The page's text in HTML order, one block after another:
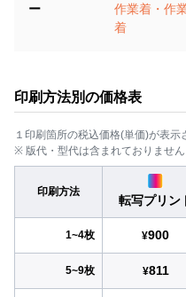
ー
作業着・作
着
印刷方法別の価格表
１印刷箇所の税込価格(単価)が表示
※ 版代・型代は含まれておりません
印刷方法
転写プリン
1~4枚 ¥900
5~9枚 ¥811